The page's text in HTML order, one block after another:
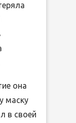
она
маску
в своей